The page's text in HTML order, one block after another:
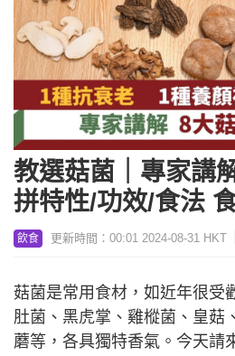
教選菇菌｜專家講
拼特性/功效/食法
飲食 更新時間：00:01 2024-08-31 HKT
菇菌是常用食材，如近年很受
肚菌、黑虎掌、雞樅菌、皇菇
蘑等，各具獨特香氣。今天請